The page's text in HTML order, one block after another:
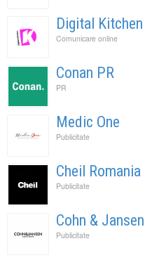
Digital Kitchen
Comunicare online
Conan PR
PR
Medic One
Publicitate
Cheil Romania
Publicitate
Cohn & Jansen
Publicitate